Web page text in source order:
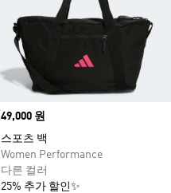
Price
49,000 원
스포츠 백
Women Performance
다른 컬러
25% 추가 할인✨